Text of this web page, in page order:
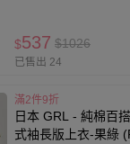
$537 $1026
已售出 24
滿2件9折
日本 GRL - 純棉百
式袖長版上衣-果綠